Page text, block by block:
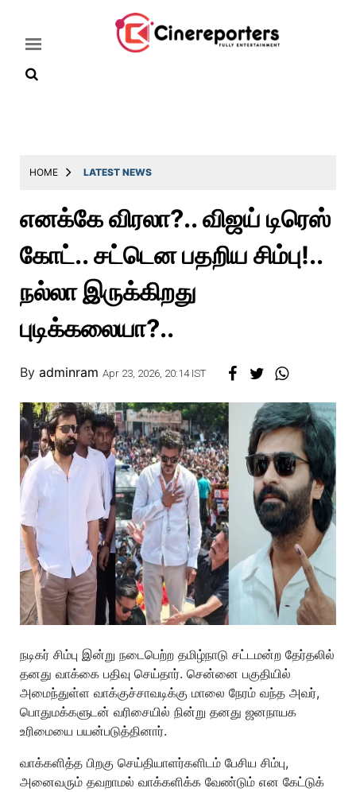
Latest
Throwback
Television
Reviews
Photos
Story
HOME LATEST NEWS
எனக்கே விரலா?.. விஜய் டிரெஸ்
கோட்.. சட்டென பதறிய சிம்பு!..
நல்லா இருக்கிறது
புடிக்கலையா?..
By adminram Apr 23, 2026, 20:14 IST
நடிகர் சிம்பு இன்று நடைபெற்ற தமிழ்நாடு சட்டமன்ற தேர்தலில்
தனது வாக்கை பதிவு செய்தார். சென்னை பகுதியில்
அமைந்துள்ள வாக்குச்சாவடிக்கு மாலை நேரம் வந்த அவர்,
பொதுமக்களுடன் வரிசையில் நின்று தனது ஜனநாயக
உரிமையை பயன்படுத்தினார்.
வாக்களித்த பிறகு செய்தியாளர்களிடம் பேசிய சிம்பு,
அனைவரும் தவறாமல் வாக்களிக்க வேண்டும் என கேட்டுக்